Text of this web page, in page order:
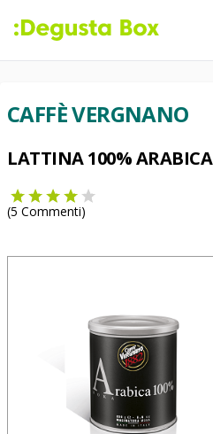
CAFFÈ VERGNANO
LATTINA 100% ARABICA
(5 Commenti)